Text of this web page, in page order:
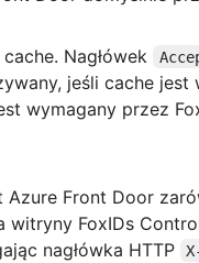
cache. Nagłówek
jeśli cache jest
wymagany przez
Azure Front Door
witryny FoxIDs
nagłówka HTTP